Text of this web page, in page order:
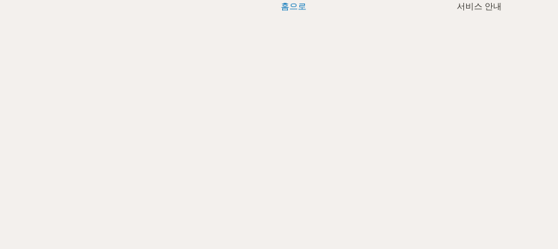
: 법인세 세무조정 금액이 주주에게 귀속될 때의 소득처
홈으로 서비스 안내